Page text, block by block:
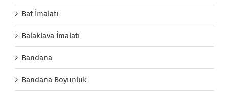
Baf İmalatı
Balaklava İmalatı
Bandana
Bandana Boyunluk